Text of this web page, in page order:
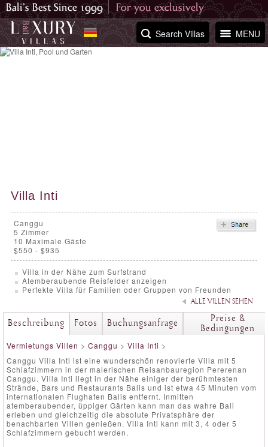
MENU
Search Villas
Villa Inti
Canggu
5 Zimmer
10 Maximale Gäste
$550 - $935
Villa in der Nähe zum Surfstrand
Atemberaubende Reisfelder anzeigen
Perfekte Villa für Familien oder Gruppen von Freunden
ALLE VILLEN SEHEN
Beschreibung Fotos Buchungsanfrage
Preise &
Bedingungen
Vermietungs Villen > Canggu > Villa Inti >
Canggu Villa Inti ist eine wunderschön renovierte Villa mit 5
Schlafzimmern in der malerischen Reisanbauregion Pererenan
Canggu. Villa Inti liegt in der Nähe einiger der berühmtesten
Strände, Bars und Restaurants Balis und ist etwa 45 Minuten vom
internationalen Flughafen Balis entfernt. Inmitten
atemberaubender, üppiger Gärten kann man das wahre Bali
erleben und gleichzeitig die absolute Privatsphäre der
benachbarten Villen genießen. Villa Inti kann mit 3, 4 oder 5
Schlafzimmern gebucht werden.